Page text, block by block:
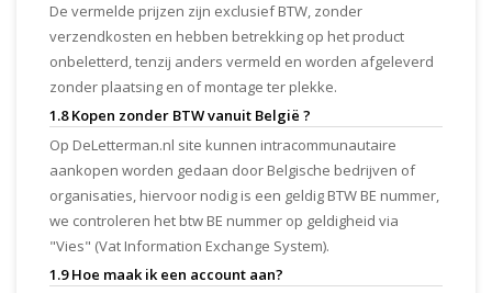
De vermelde prijzen zijn exclusief BTW, zonder
verzendkosten en hebben betrekking op het product
onbeletterd, tenzij anders vermeld en worden afgeleverd
zonder plaatsing en of montage ter plekke.
1.8 Kopen zonder BTW vanuit België ?
Op DeLetterman.nl site kunnen intracommunautaire
aankopen worden gedaan door Belgische bedrijven of
organisaties, hiervoor nodig is een geldig BTW BE nummer,
we controleren het btw BE nummer op geldigheid via
"Vies" (Vat Information Exchange System).
1.9 Hoe maak ik een account aan?